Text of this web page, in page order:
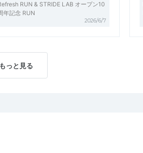
RUN & STRIDE LAB オープン10
年記念 RUN
2026/6/7
っと見る